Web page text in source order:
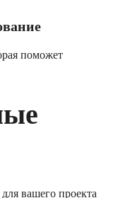
поможет
вашего проекта